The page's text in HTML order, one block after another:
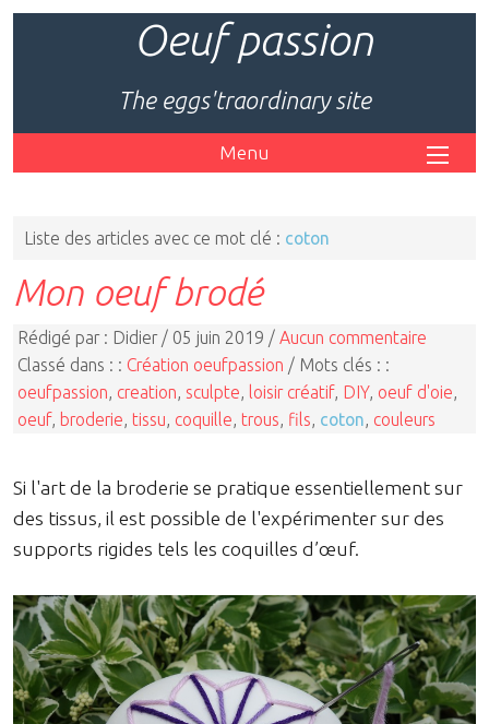
Oeuf passion
The eggs'traordinary site
Menu
Liste des articles avec ce mot clé : coton
Mon oeuf brodé
Rédigé par : Didier / 05 juin 2019 / Aucun commentaire
Classé dans : : Création oeufpassion / Mots clés : :
oeufpassion creation sculpte loisir créatif, DIY, oeuf d'oie
oeuf, broderie tissu coquille trous fils coton couleurs
Si l'art de la broderie se pratique essentiellement sur
des tissus, il est possible de l'expérimenter sur des
supports rigides tels les coquilles d’œuf.